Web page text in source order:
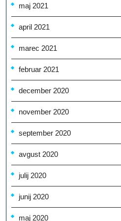
maj 2021
april 2021
marec 2021
februar 2021
december 2020
november 2020
september 2020
avgust 2020
julij 2020
junij 2020
maj 2020